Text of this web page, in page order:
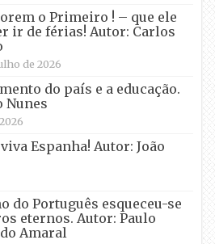
o Primeiro ! – que ele
ir de férias! Autor: Carlos
de 2026
do país e a educação.
Nunes
Espanha! Autor: João
do Português esqueceu-se
eternos. Autor: Paulo
Amaral